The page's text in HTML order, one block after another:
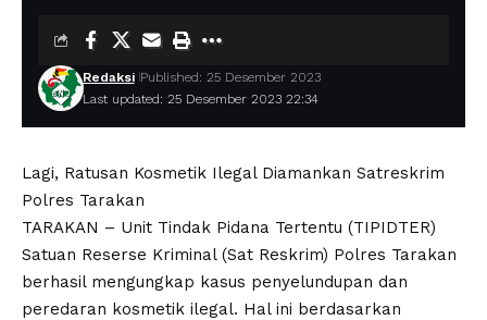
Last updated: 25 Desember 2023 22:34
Redaksi Published: 25 Desember 2023
Lagi, Ratusan Kosmetik Ilegal Diamankan Satreskrim
Polres Tarakan
TARAKAN – Unit Tindak Pidana Tertentu (TIPIDTER)
Satuan Reserse Kriminal (Sat Reskrim) Polres Tarakan
berhasil mengungkap kasus penyelundupan dan
peredaran kosmetik ilegal. Hal ini berdasarkan